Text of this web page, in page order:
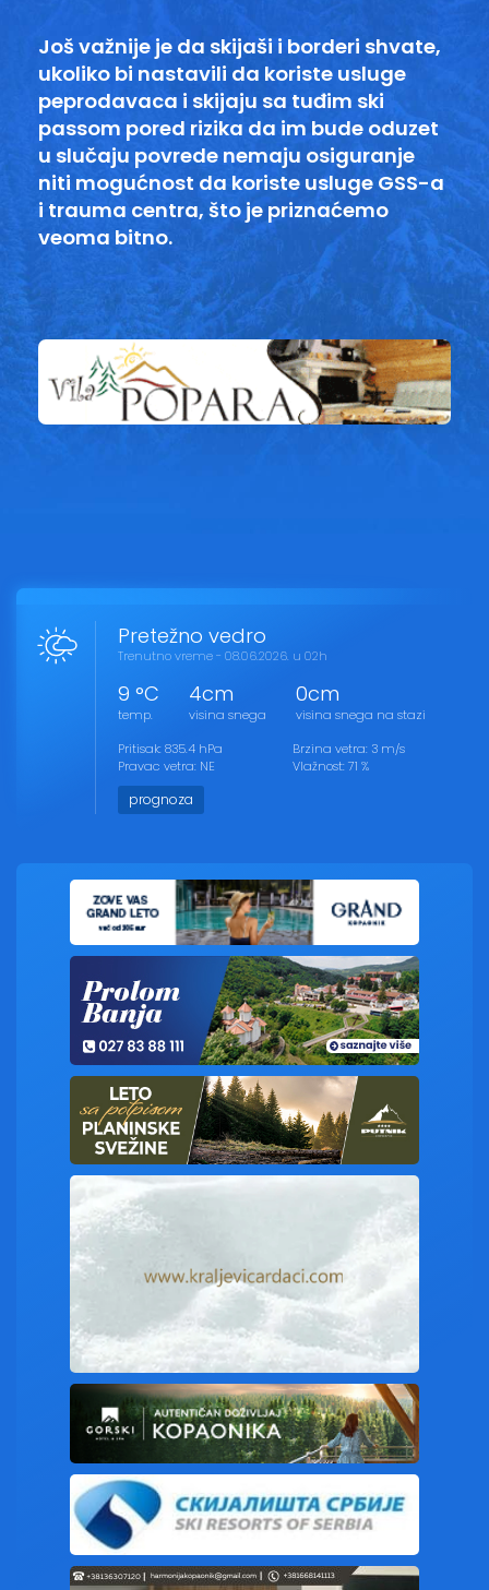
Još važnije je da skijaši i borderi shvate,
ukoliko bi nastavili da koriste usluge
peprodavaca i skijaju sa tuđim ski
passom pored rizika da im bude oduzet
u slučaju povrede nemaju osiguranje
niti mogućnost da koriste usluge GSS-a
i trauma centra, što je priznaćemo
veoma bitno.
Pretežno vedro
Trenutno vreme - 08.06.2026. u 02h
9 °C
temp.
4cm
visina snega
0cm
visina snega na stazi
Pritisak: 835.4 hPa
Pravac vetra: NE
Brzina vetra: 3 m/s
Vlažnost: 71 %
prognoza